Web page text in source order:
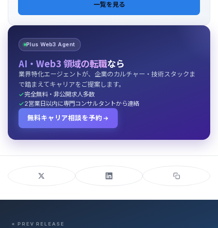
一覧を見る
Plus Web3 Agent
AI・Web3 領域の転職なら
業界特化エージェントが、企業のカルチャー・技術スタックま
で踏まえてキャリアをご提案します。
完全無料・非公開求人多数
2営業日以内に専門コンサルタントから連絡
無料キャリア相談を予約
« PREV RELEASE